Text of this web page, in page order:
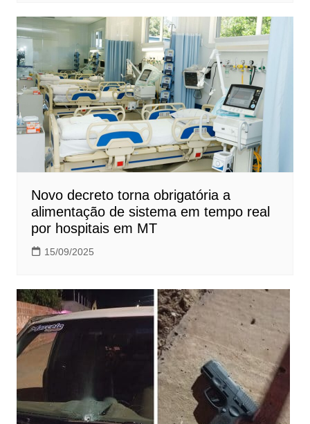
Novo decreto torna obrigatória a
alimentação de sistema em tempo real
por hospitais em MT
15/09/2025